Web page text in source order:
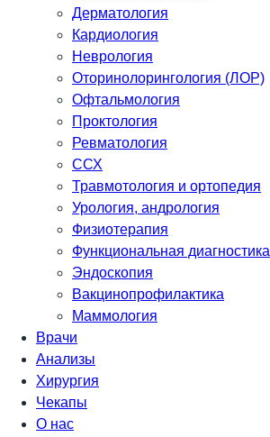
Дерматология
Кардиология
Неврология
Оторинолорингология (ЛОР)
Офтальмология
Проктология
Ревматология
ССХ
Травмотология и ортопедия
Урология, андрология
Физиотерапия
Функциональная диагностика
Эндоскопия
Вакцинопрофилактика
Маммология
Врачи
Анализы
Хирургия
Чекапы
О нас